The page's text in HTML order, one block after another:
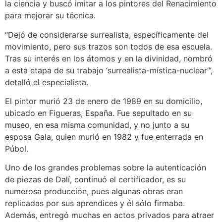
la ciencia y buscó imitar a los pintores del Renacimiento
para mejorar su técnica.
“Dejó de considerarse surrealista, específicamente del
movimiento, pero sus trazos son todos de esa escuela.
Tras su interés en los átomos y en la divinidad, nombró
a esta etapa de su trabajo ‘surrealista-mística-nuclear’”,
detalló el especialista.
El pintor murió 23 de enero de 1989 en su domicilio,
ubicado en Figueras, España. Fue sepultado en su
museo, en esa misma comunidad, y no junto a su
esposa Gala, quien murió en 1982 y fue enterrada en
Púbol.
Uno de los grandes problemas sobre la autenticación
de piezas de Dalí, continuó el certificador, es su
numerosa producción, pues algunas obras eran
replicadas por sus aprendices y él sólo firmaba.
Además, entregó muchas en actos privados para atraer